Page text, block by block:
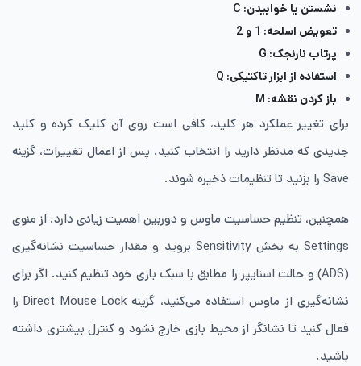
نشستن یا خوابیدن: C
تعویض اسلحه: 1 و 2
پرتاب نارنجک: G
استفاده از ابزار تاکتیکی: Q
باز کردن نقشه: M
برای تغییر عملکرد هر کلید، کافی است روی آن کلیک کرده و کلید
جدیدی که مدنظر دارید را انتخاب کنید. پس از اعمال تغییرات، گزینه
Save را بزنید تا تنظیمات ذخیره شوند.
همچنین، تنظیم حساسیت ماوس و دوربین اهمیت زیادی دارد. از منوی
Settings به بخش Sensitivity بروید و مقدار حساسیت نشانه‌گیری
(ADS) و حالت اسنایپر را مطابق با سبک بازی خود تنظیم کنید. اگر برای
نشانه‌گیری از ماوس استفاده می‌کنید، گزینه Direct Mouse Lock را
فعال کنید تا نشانگر از محیط بازی خارج نشود و کنترل بیشتری داشته
باشید.